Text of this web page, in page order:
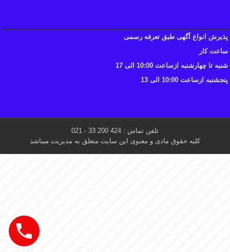
پذیرش انواع آگهی طبق تعرفه رسمی
ساعت کار
شنبه تا چهارشنبه ازساعت 10:00 الی 17
پنجشنبه ازساعت 10:00 الی 13
تلفن تماس : 424 200 33 - 021
کلیه حقوق مادی و معنوی این سایت متعلق به مدیریت میباشد